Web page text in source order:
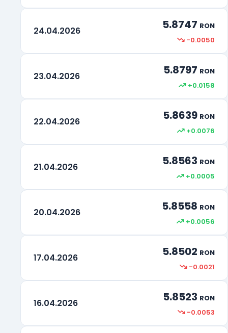
24.04.2026 5.8747 RON
-0.0050
23.04.2026 5.8797 RON
+0.0158
22.04.2026 5.8639 RON
+0.0076
21.04.2026 5.8563 RON
+0.0005
20.04.2026 5.8558 RON
+0.0056
17.04.2026 5.8502 RON
-0.0021
16.04.2026 5.8523 RON
-0.0053